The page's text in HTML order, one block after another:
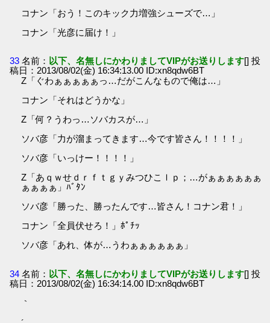
コナン「おう！このキック力増強シューズで…」
コナン「光彦に届け！」
33 名前： 以下、名無しにかわりましてVIPがお送りします[] 投
稿日：2013/08/02(金) 16:34:13.00 ID:xn8qdw6BT
Z「ぐわぁぁぁぁぁっ…だがこんなもので俺は…」
コナン「それはどうかな」
Z「何？うわっ…ソバカスが…」
ソバ彦「力が溜まってきます…今です皆さん！！！！」
ソバ彦「いっけー！！！！」
Z「あｑｗせｄｒｆｔｇｙみつひこｌｐ；…がぁぁぁぁぁぁ
ぁぁぁぁ」ﾊﾞﾀﾝ
ソバ彦「勝った、勝ったんです…皆さん！コナン君！」
コナン「全員伏せろ！」ﾎﾟﾁｯ
ソバ彦「あれ、体が…うわぁぁぁぁぁぁ」
34 名前： 以下、名無しにかわりましてVIPがお送りします[] 投
稿日：2013/08/02(金) 16:34:14.00 ID:xn8qdw6BT
｀